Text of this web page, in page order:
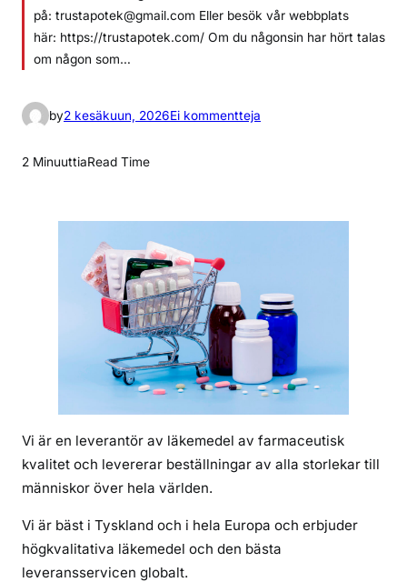
på: trustapotek@gmail.com Eller besök vår webbplats
här: https://trustapotek.com/ Om du någonsin har hört talas
om någon som…
by2 kesäkuun, 2026Ei kommentteja
k
i
n
d
r
S
u
t
2 MinuuttiaRead Time
Vi är en leverantör av läkemedel av farmaceutisk
kvalitet och levererar beställningar av alla storlekar till
människor över hela världen.
Vi är bäst i Tyskland och i hela Europa och erbjuder
högkvalitativa läkemedel och den bästa
leveransservicen globalt.